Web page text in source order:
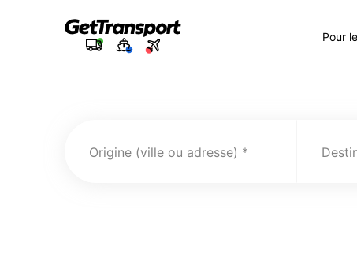
Pour
Origine (ville ou adresse)